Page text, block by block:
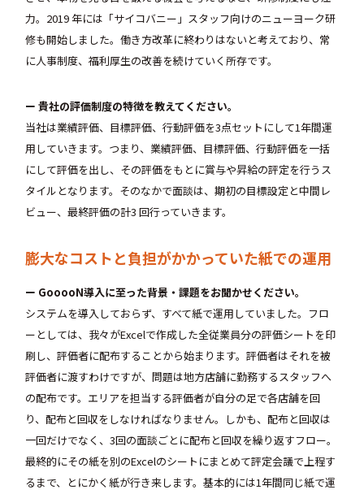
力。2019 年には「サイコバニー」スタッフ向けのニューヨーク研
修も開始しました。働き方改革に終わりはないと考えており、常
に人事制度、福利厚生の改善を続けていく所存です。
ー 貴社の評価制度の特徴を教えてください。
当社は業績評価、目標評価、行動評価を3点セットにして1年間運
用していきます。つまり、業績評価、目標評価、行動評価を一括
にして評価を出し、その評価をもとに賞与や昇給の評定を行うス
タイルとなります。そのなかで面談は、期初の目標設定と中間レ
ビュー、最終評価の計3 回行っていきます。
膨大なコストと負担がかかっていた紙での運用
ー GooooN導入に至った背景・課題をお聞かせください。
システムを導入しておらず、すべて紙で運用していました。フロ
ーとしては、我々がExcelで作成した全従業員分の評価シートを印
刷し、評価者に配布することから始まります。評価者はそれを被
評価者に渡すわけですが、問題は地方店舗に勤務するスタッフへ
の配布です。エリアを担当する評価者が自分の足で各店舗を回
り、配布と回収をしなければなりません。しかも、配布と回収は
一回だけでなく、3回の面談ごとに配布と回収を繰り返すフロー。
最終的にその紙を別のExcelのシートにまとめて評定会議で上程す
るまで、とにかく紙が行き来します。基本的には1年間同じ紙で運